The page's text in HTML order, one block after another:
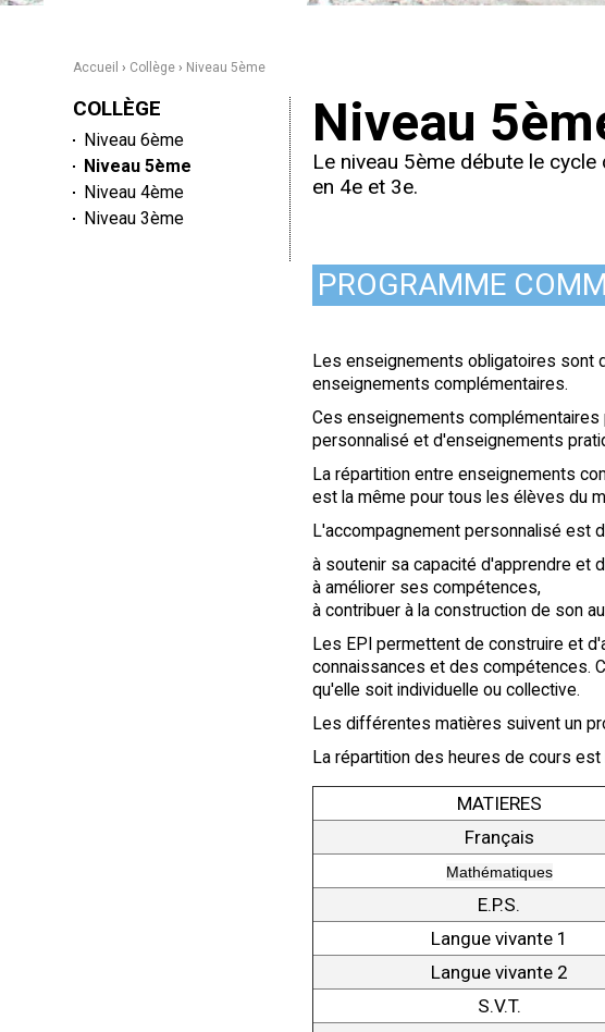
Accueil › Collège › Niveau 5ème
NAVIGATION
COLLÈGE
Niveau 6ème
Niveau 5ème
Niveau 4ème
Niveau 3ème
Niveau
Le niveau 5ème débute le
en 4e et 3e.
PROGRAMME
Les enseignements obligatoires sont
enseignements complémentaires.
Ces enseignements
personnalisé et d'enseignements
La répartition entre enseignements
est la même pour tous les élèves du
L'accompagnement personnalisé est
à soutenir sa capacité d'apprendre et
à améliorer ses compétences,
à contribuer à la construction de son
Les EPI permettent de construire et
connaissances et des compétences.
qu'elle soit individuelle ou collective.
Les différentes matières suivent un
La répartition des heures de cours est
MATIERES
Français
Mathématiques
E.P.S.
Langue vivante 1
Langue vivante 2
S.V.T.